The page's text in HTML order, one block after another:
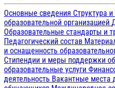
Основные сведения Структура
образовательной организацией
Образовательные стандарты и
Педагогический состав
и оснащенность
Стипендии и меры поддержки
образовательные услуги
деятельность Вакантные места